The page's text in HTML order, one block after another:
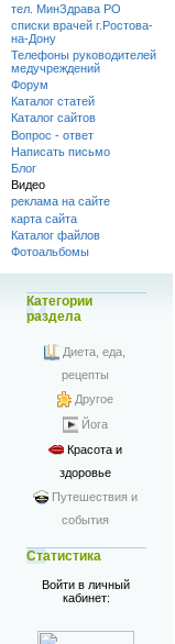
тел. МинЗдрава РО
списки врачей г.Ростова-
на-Дону
Телефоны руководителей
медучреждений
Форум
Каталог статей
Каталог сайтов
Вопрос - ответ
Написать письмо
Блог
Видео
реклама на сайте
карта сайта
Каталог файлов
Фотоальбомы
Категории
раздела
Диета, еда,
рецепты
Другое
Йога
Красота и
здоровье
Путешествия и
события
Статистика
Войти в личный
кабинет: